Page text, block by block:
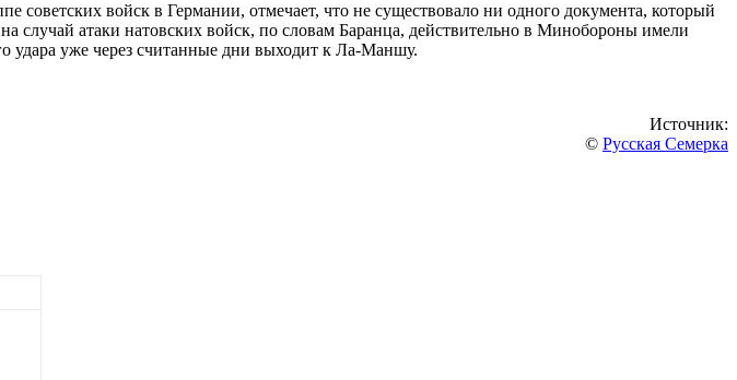
войск в Германии, отмечает, что не существовало ни одного документа, который
атаки натовских войск, по словам Баранца, действительно в Минобороны имели
удара уже через считанные дни выходит к Ла-Маншу.
Источник:
© Русская Семерка